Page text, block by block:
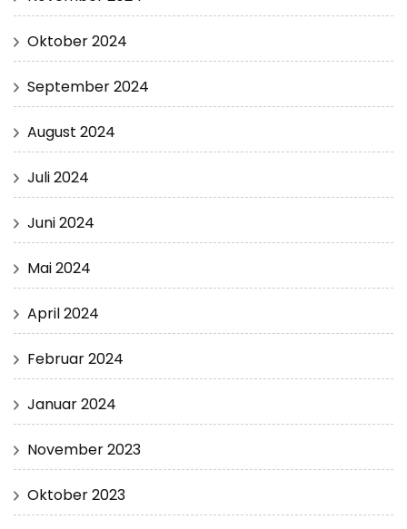
Oktober 2024
September 2024
August 2024
Juli 2024
Juni 2024
Mai 2024
April 2024
Februar 2024
Januar 2024
November 2023
Oktober 2023